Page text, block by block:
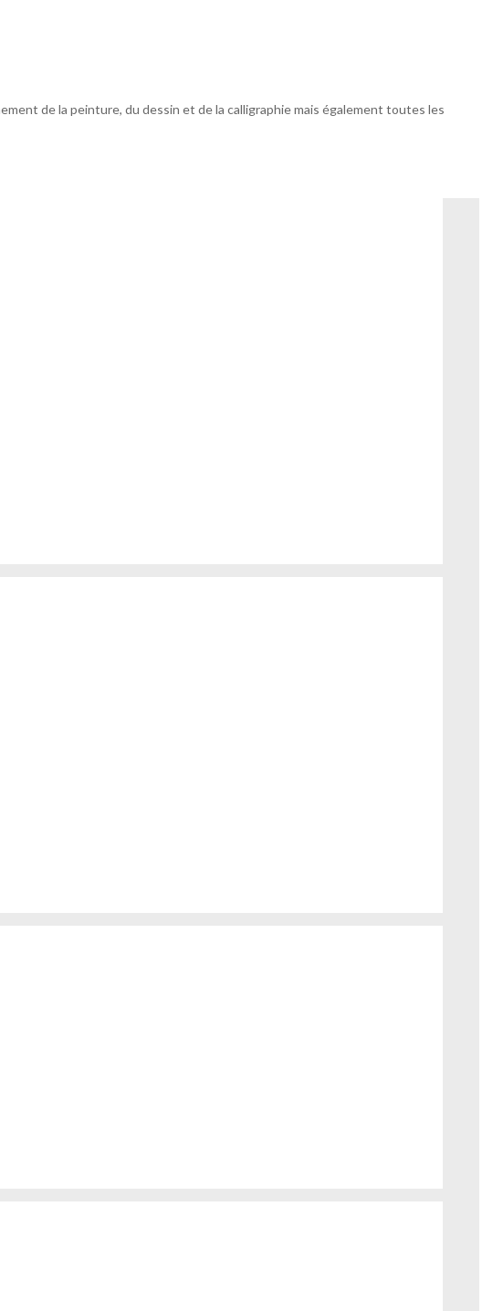
de la peinture, du dessin et de la calligraphie mais également toutes les